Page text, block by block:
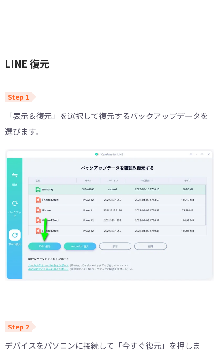
LINE 復元
「表示＆復元」を選択して復元するバックアップデータを
選びます。
デバイスをパソコンに接続して「今すぐ復元」を押しま